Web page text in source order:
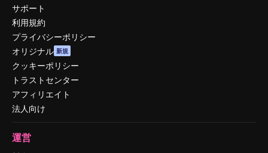
サポート
利用規約
プライバシーポリシー
オリジナル 新規
クッキーポリシー
トラストセンター
アフィリエイト
法人向け
運営